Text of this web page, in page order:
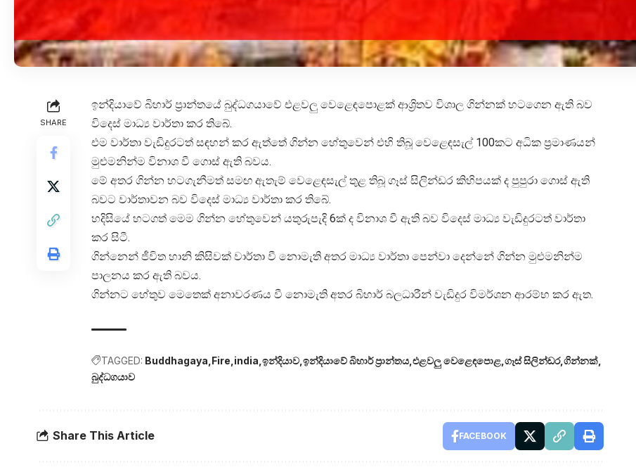
SHARE
ඉන්දියාවේ බිහාර් ප්‍රාන්තයේ බුද්ධගයාවේ එළවලු වෙළෙඳපොළක් ආශ්‍රිතව විශාල ගින්නක් හටගෙන ඇති බව
විදෙස් මාධ්‍ය වාර්තා කර තිබේ.
එම වාර්තා වැඩිදුරටත් සඳහන් කර ඇත්තේ ගින්න හේතුවෙන් එහි තිබූ වෙළෙඳසැල් 100කට අධික ප්‍රමාණයන්
මුළුමනින්ම විනාශ වී ගොස් ඇති බවය.
මේ අතර ගින්න හටගැනීමත් සමඟ ඇතැම් වෙළෙඳසැල් තුළ තිබූ ගෑස් සිලින්ඩර කිහිපයක් ද පුපුරා ගොස් ඇති
බවට වාර්තාවන බව විදෙස් මාධ්‍ය වාර්තා කර තිබේ.
හදිසියේ හටගත් මෙම ගින්න හේතුවෙන් යතුරුපැදි 6ක් ද විනාශ වී ඇති බව විදෙස් මාධ්‍ය වැඩිදුරටත් වාර්තා
කර සිටී.
ගින්නෙන් ජීවිත හානි කිසිවක් වාර්තා වී නොමැති අතර මාධ්‍ය වාර්තා පෙන්වා දෙන්නේ ගින්න මුළුමනින්ම
පාලනය කර ඇති බවය.
ගින්නට හේතුව මෙතෙක් අනාවරණය වී නොමැති අතර බිහාර් බලධාරීන් වැඩිදුර විමර්ශන ආරම්භ කර ඇත.
TAGGED: Buddhagaya Fire india ඉන්දියාව ඉන්දියාවේ බිහාර් ප්‍රාන්තය එළවලු වෙළෙඳපොළ ගෑස් සිලින්ඩර ගින්නක්
බුද්ධගයාව
Share This Article FACEBOOK